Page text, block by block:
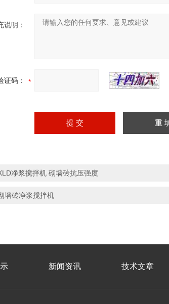
说明：
证码：
净浆搅拌机 砌墙砖抗压强度
墙砖净浆搅拌机
新闻资讯 技术文章